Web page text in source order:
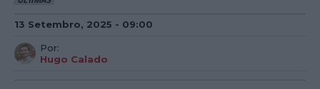
13 Setembro, 2025 - 09:00
Por:
Hugo Calado